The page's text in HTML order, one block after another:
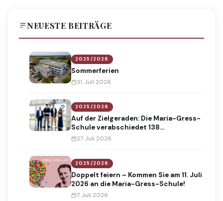
NEUESTE BEITRÄGE
2025/2026
Sommerferien
31. Juli 2026
2025/2026
Auf der Zielgeraden: Die Maria-Gress-
Schule verabschiedet 138
Absolventinnen und Absolventen
27. Juli 2026
2025/2026
Doppelt feiern – Kommen Sie am 11. Juli
2026 an die Maria-Gress-Schule!
7. Juli 2026